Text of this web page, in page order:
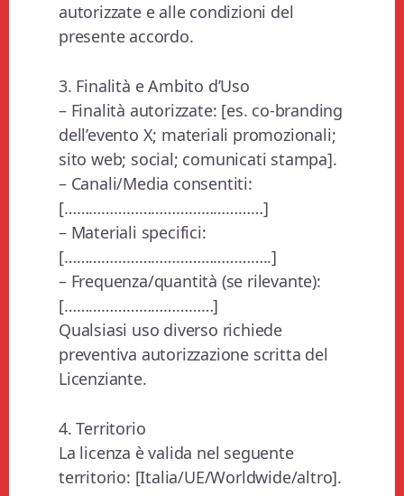
autorizzate e alle condizioni del
presente accordo.
3. Finalità e Ambito d’Uso
– Finalità autorizzate: [es. co-branding
dell’evento X; materiali promozionali;
sito web; social; comunicati stampa].
– Canali/Media consentiti:
[…………………………………………]
– Materiali specifici:
[…………………………………………..]
– Frequenza/quantità (se rilevante):
[………………………………]
Qualsiasi uso diverso richiede
preventiva autorizzazione scritta del
Licenziante.
4. Territorio
La licenza è valida nel seguente
territorio: [Italia/UE/Worldwide/altro].